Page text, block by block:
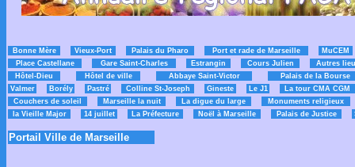
Bonne Mère Vieux-Port Palais du Pharo Port et rade de Marseille
MuCEM
Place Castellane
Gare Saint-Charles Estrangin Cours Julien
Autres
Hôtel-Dieu
Hôtel de ville Abbaye Saint-Victor
Palais de la Bourse
Valmer
Borély Pastré Colline St-Joseph Gineste Le J1
La tour CMA CGM
Couchers de soleil
Marseille la nuit La digue du large
Monuments religieux
la Vieille Major
14 juillet La Préfecture Noël à Marseille Palais de Justice
Portail Ville de Marseille